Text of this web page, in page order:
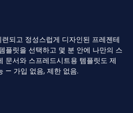
되고 정성스럽게 디자인된 프레젠테
플릿을 선택하고 몇 분 안에 나만의 스
문서와 스프레드시트용 템플릿도 제
— 가입 없음, 제한 없음.